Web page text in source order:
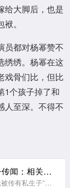
给大脚后，也是
。
员都对杨幂赞不
绣绣。杨幂在这
戏骨们比，但比
1个孩子掉了和
人至深。不得不
周杰伦经纪公司回应私生子传闻：相关网络传闻均属不实信息，纯属恶意造谣
8月5日，“周杰伦 刘若雪”“周杰伦被传有私生子”等相关话题引发广泛关注。8月6日，周杰伦经纪公司杰威尔音乐发布声明：近日，网络上出现关于影射本公司艺人周杰伦的不实报道，引发公众误解。对此，本公司严正